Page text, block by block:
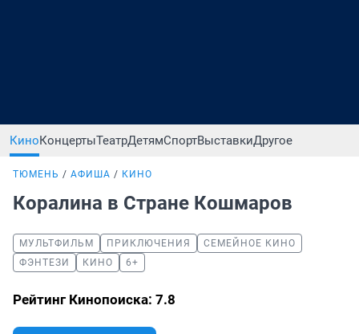
КиноКонцертыТеатрДетямСпортВыставкиДругое
ТЮМЕНЬ АФИША КИНО
Коралина в Стране Кошмаров
МУЛЬТФИЛЬМ ПРИКЛЮЧЕНИЯ
СЕМЕЙНОЕ КИНО
ФЭНТЕЗИ
КИНО 6+
Рейтинг Кинопоиска: 7.8